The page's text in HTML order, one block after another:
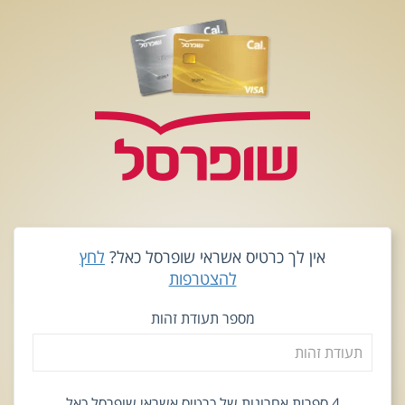
אין לך כרטיס אשראי שופרסל כאל? לחץ
להצטרפות
מספר תעודת זהות